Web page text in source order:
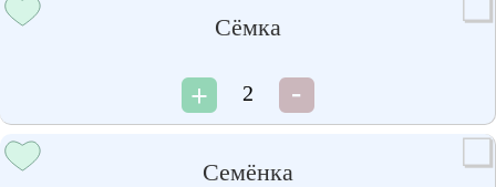
Сёмка
2
Семёнка